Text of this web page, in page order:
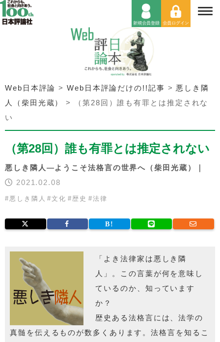
Web日本評論 >Web日本評論だけの!!記事 > 悪しき隣
人（柴田光蔵）
>
（第28回）誰も有罪とは推定されな
い
（第28回）誰も有罪とは推定されない
悪しき隣人―ようこそ法格言の世界へ（柴田光蔵）｜
2021.02.08
# 悪しき隣人 #文化 # 歴史 #法律
「よき法律家は悪しき隣
人」。この言葉が何を意味し
ているのか、知っています
か？
歴史ある法格言には、法学の
真髄を伝えるものが数多くあります。法格言を知るこ